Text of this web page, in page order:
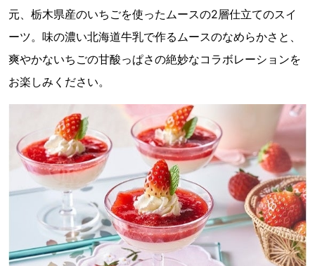
元、栃木県産のいちごを使ったムースの2層仕立てのスイ
ーツ。味の濃い北海道牛乳で作るムースのなめらかさと、
爽やかないちごの甘酸っぱさの絶妙なコラボレーションを
お楽しみください。